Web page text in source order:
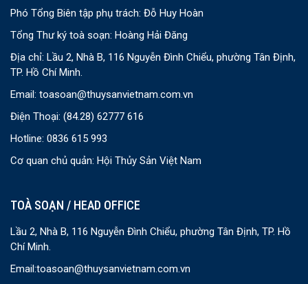
Phó Tổng Biên tập phụ trách: Đỗ Huy Hoàn
Tổng Thư ký toà soạn: Hoàng Hải Đăng
Địa chỉ: Lầu 2, Nhà B, 116 Nguyễn Đình Chiểu, phường Tân Định,
TP. Hồ Chí Minh.
Email: toasoan@thuysanvietnam.com.vn
Điện Thoại: (84.28) 62777 616
Hotline: 0836 615 993
Cơ quan chủ quản: Hội Thủy Sản Việt Nam
TOÀ SOẠN / HEAD OFFICE
Lầu 2, Nhà B, 116 Nguyễn Đình Chiểu, phường Tân Định, TP. Hồ
Chí Minh.
Email:toasoan@thuysanvietnam.com.vn